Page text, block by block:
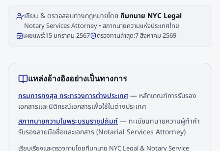
เขียน & ตรวจสอบทางกฎหมายโดย ทีมทนาย NYC Legal
Notary Services Attorney • สภาทนายความแห่งประเทศไทย
เผยแพร่:15 มกราคม 2567 ตรวจทานล่าสุด:7 สิงหาคม 2569
แหล่งอ้างอิงอย่างเป็นทางการ
กรมการกงสุล กระทรวงการต่างประเทศ — หลักเกณฑ์การรับรอง
เอกสารและนิติกรณ์เอกสารเพื่อใช้ในต่างประเทศ
สภาทนายความในพระบรมราชูปถัมภ์— ทะเบียนทนายความผู้ทำคำ
รับรองลายมือชื่อและเอกสาร (Notarial Services Attorney)
เรียบเรียงและตรวจทานโดยทีมทนาย NYC Legal & Notary Service